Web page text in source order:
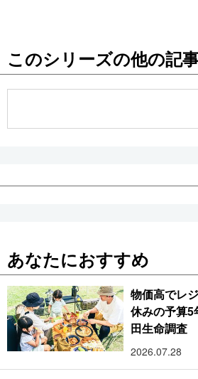
このシリーズの他の記
あなたにおすすめ
物価高でレ
休みの予算
田生命調査
2026.07.28